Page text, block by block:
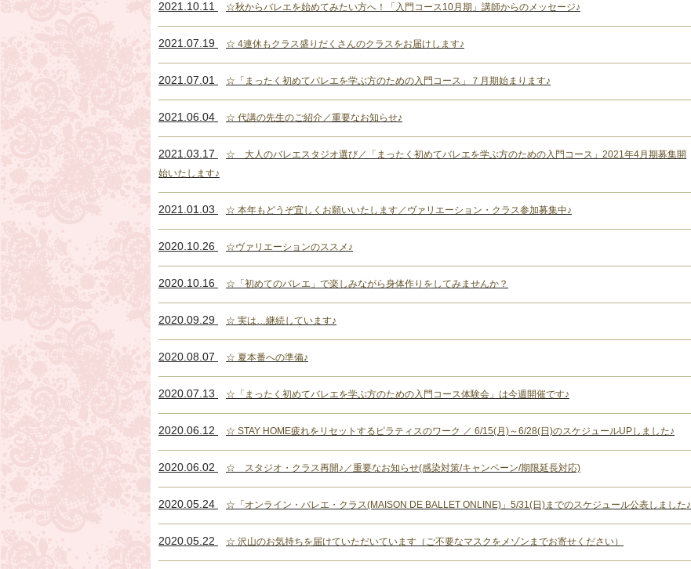
2021.10.11 ☆秋からバレエを始めてみたい方へ！「入門コース10月期」講師からのメッセージ♪
2021.07.19 ☆ 4連休もクラス盛りだくさんのクラスをお届けします♪
2021.07.01 ☆「まったく初めてバレエを学ぶ方のための入門コース」７月期始まります♪
2021.06.04 ☆ 代講の先生のご紹介／重要なお知らせ♪
2021.03.17
☆ 大人のバレエスタジオ選び／「まったく初めてバレエを学ぶ方のための入門コース」2021年4月期募集開
始いたします♪
2021.01.03 ☆ 本年もどうぞ宜しくお願いいたします／ヴァリエーション・クラス参加募集中♪
2020.10.26 ☆ヴァリエーションのススメ♪
2020.10.16 ☆「初めてのバレエ」で楽しみながら身体作りをしてみませんか？
2020.09.29 ☆ 実は…継続しています♪
2020.08.07 ☆ 夏本番への準備♪
2020.07.13 ☆「まったく初めてバレエを学ぶ方のための入門コース体験会」は今週開催です♪
2020.06.12 ☆ STAY HOME疲れをリセットするピラティスのワーク ／ 6/15(月)～6/28(日)のスケジュールUPしました♪
2020.06.02 ☆ スタジオ・クラス再開♪／重要なお知らせ(感染対策/キャンペーン/期限延長対応)
2020.05.24 ☆「オンライン・バレエ・クラス(MAISON DE BALLET ONLINE)」5/31(日)までのスケジュール公表しました♪
2020.05.22 ☆ 沢山のお気持ちを届けていただいています（ご不要なマスクをメゾンまでお寄せください）